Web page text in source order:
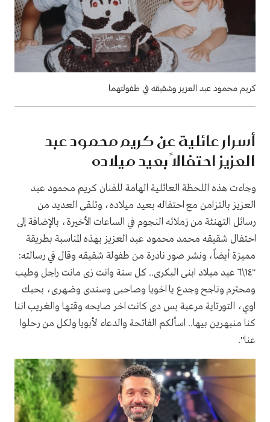
كريم محمود عبد العزيز وشقيقه في طفولتهما
أسرار عائلية عن كريم محمود عبد
العزيز احتفالاً بعيد ميلاده
وجاءت هذه اللحظة العائلية الهامة للفنان كريم محمود عبد
العزيز بالتزامن مع احتفاله بعيد ميلاده، وتلقى العديد من
رسائل التهنئة من زملائه النجوم في الساعات الأخيرة، بالإضافة إلى
احتفال شقيقه محمد محمود عبد العزيز بهذه المناسبة بطريقة
مميزة أيضاً، ونشر صور نادرة من طفولة شقيقه وقال في رسالته:
"١٤\٦ عيد ميلاد ابنى البكرى.. كل سنة وانت زى مانت راجل وطيب
ومحترم وناجح وجدع يا اخويا وصاحبى وسندى وضهرى، بحبك
اوي، التورتاية مرعبة بس دى كانت اخر صايحه وقتها والغريب اننا
كنا منبهرين بيها.. اسألكم الفاتحة والدعاء لأبويا ولكل من رحلوا
عنا".